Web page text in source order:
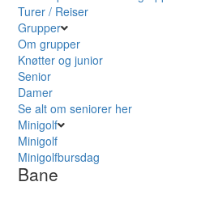
Turer / Reiser
Grupper
Om grupper
Knøtter og junior
Senior
Damer
Se alt om seniorer her
Minigolf
Minigolf
Minigolfbursdag
Bane